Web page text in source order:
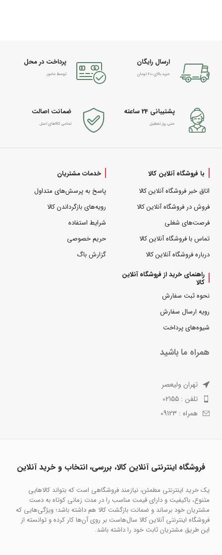
ارسال رایگان
خرید بالای 600 تومان
پرداخت در محل
توسط مامور
پشتیبانی 24 ساعته
حتی روز تعطیل
ضمانت اصالت
تمامی کالاهای اصل
با فروشگاه آنلاین کالا
اتاق خبر فروشگاه آنلاین کالا
فروش در فروشگاه آنلاین کالا
فرصت‌های شغلی
تماس با فروشگاه آنلاین کالا
درباره فروشگاه آنلاین کالا
خدمات مشتریان
پاسخ به پرسش‌های متداول
رویه‌های بازگرداندن کالا
شرایط استفاده
حریم خصوصی
گزارش باگ
راهنمای خرید از فروشگاه آنلاین
کالا
نحوه ثبت سفارش
رویه ارسال سفارش
شیوه‌های پرداخت
همراه ما باشید
تهران ولیعصر
تلفن : 02155
همراه : 09123
فروشگاه اینترنتی آنلاین کالا، بررسی، انتخاب و خرید آنلاین
یک خرید اینترنتی مطمئن، نیازمند فروشگاهی است که بتواند کالاهایی
متنوع، باکیفیت و دارای قیمت مناسب را در مدت زمانی کوتاه به دست
مشتریان خود برساند و ضمانت بازگشت کالا هم داشته باشد؛ ویژگی‌هایی که
فروشگاه اینترنتی آنلاین کالا سال‌هاست بر روی آن‌ها کار کرده و توانسته از
این طریق مشتریان ثابت خود را داشته باشد.